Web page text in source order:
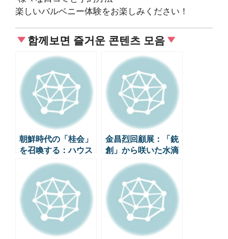
楽しいバルベニー体験をお楽しみください！
함께보면 즐거운 콘텐츠 모음
朝鮮時代の「桂会」
を召喚する：ハウス
オブ新世界が夏を飛
ぶ方法
金昌烈回顧展：「銃
創」から咲いた水滴
の秘密｜国立近代美
術館｜国立現代美術
館